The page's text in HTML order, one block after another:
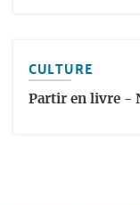
CULTURE
Partir en livre -